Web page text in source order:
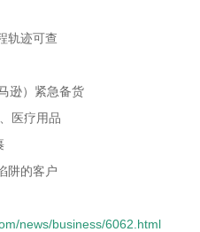
轨迹可查
逊）紧急备货
医疗用品
阱的客户
news/business/6062.html